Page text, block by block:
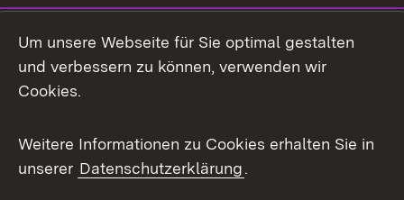
Mastodon
Messenger
Social Wall
X / Twitter
Um unsere Webseite für Sie optimal gestalten
und verbessern zu können, verwenden wir
Cookies.
Weitere Informationen zu Cookies erhalten Sie in
unserer Datenschutzerklärung.